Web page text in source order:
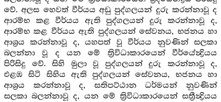
වේ. අලස හෙවත් වීර්යය අඩු පුද්ගලයන් දුරු කරන්නාවූ ද
ආරම්භ කළ වීර්යය ඇති පුද්ගලයන් දුරු කරන්නාවූ ද,
ආරම්භ කළ වීර්යය ඇති පුද්ගලයන් සේවනය, භජනය හා
ආශ්‍රය කරන්නාවූ ද, යහපත් වූ වීර්යය නුවණින් සලකා
බලන්නා වූ ද යන මේ ත්‍රිවිධාකාරයෙන් වීර්යේන්‍ද්‍රියය
පිරිසිදු වේ. සිහි මුලා වූ පුද්ගලයන් දුරු කරන්නාවූ ද,
එළඹ සිටි සිහිය ඇති පුද්ගලයන් සේවනය, භජනය හා
ආශ්‍රය කරන්නාවූ ද, සතිපට්ඨාන ධර්මයන් නුවණින්
සලකා බලන්නාවූ ද, යන මේ ත්‍රිවිධාකාරයෙන් සත්‍රීන්‍ද්‍රියය